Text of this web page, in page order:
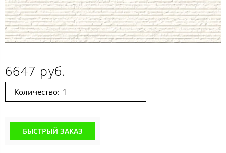
6647 руб.
Количество:
БЫСТРЫЙ ЗАКАЗ